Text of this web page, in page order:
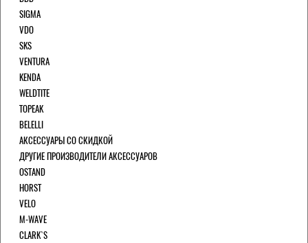
SIGMA
VDO
SKS
VENTURA
KENDA
WELDTITE
TOPEAK
BELELLI
АКСЕССУАРЫ СО СКИДКОЙ
ДРУГИЕ ПРОИЗВОДИТЕЛИ АКСЕССУАРОВ
OSTAND
HORST
VELO
M-WAVE
CLARK`S